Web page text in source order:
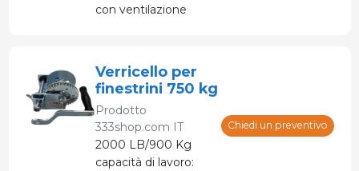
con ventilazione
mancanza di
corrente.
Verricello per
finestrini 750 kg
Prodotto
333shop.com IT
2000 LB/900 Kg
capacità di lavoro:
Chiedi un preventivo